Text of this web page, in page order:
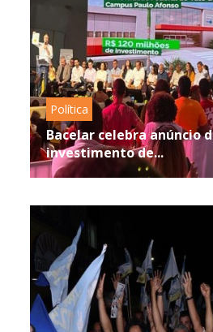
Política
Bacelar celebra anúncio
investimento de...